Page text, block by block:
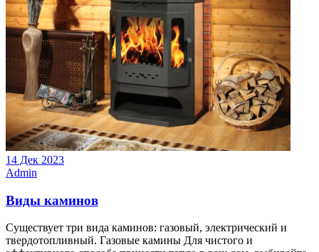
14 Дек 2023
Admin
Виды каминов
Существует три вида каминов: газовый, электрический и
твердотопливный. Газовые камины Для чистого и